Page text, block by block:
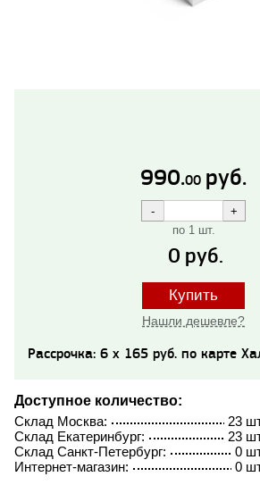
990.00 руб.
по 1 шт.
0 руб.
Купить
Нашли дешевле?
Рассрочка: 6 x 165 руб. по карте
Доступное количество:
23
Склад Москва:
23
Склад Екатеринбург:
0
Склад Санкт-Петербург:
0
Интернет-магазин: